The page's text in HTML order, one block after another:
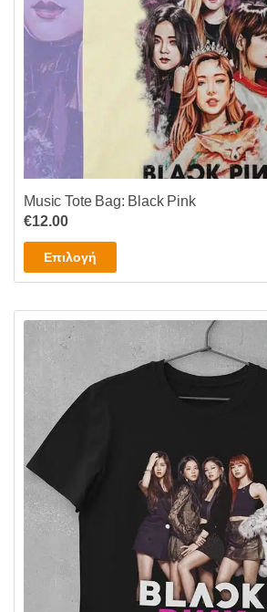
Music Tote Bag: Black Pink
€12.00
Επιλογή
το
έχει
πολλαπλές
παραλλαγές.
επιλεγούν
σελίδα
προϊόντος